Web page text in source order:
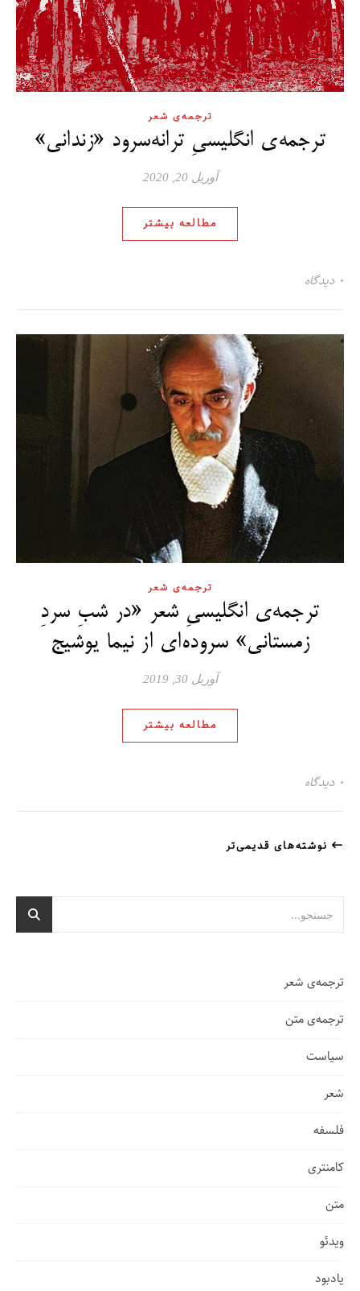
ترجمه‌ی شعر
ترجمه‌ی انگلیسیِ ترانه‌سرود «زندانی»
آوریل 20, 2020
مطالعه بیشتر
۰ دیدگاه
ترجمه‌ی شعر
ترجمه‌ی انگلیسیِ شعر «در شبِ سردِ
زمستانی» سروده‌ای از نیما یوشیج
آوریل 30, 2019
مطالعه بیشتر
۰ دیدگاه
نوشته‌های قدیمی‌تر
ترجمه‌ی شعر
ترجمه‌ی متن
سیاست
شعر
فلسفه
کامنتری
متن
ویدئو
یادبود